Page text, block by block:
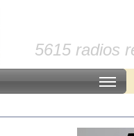
5615 radios